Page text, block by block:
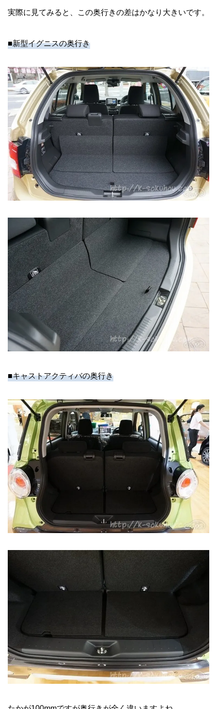
実際に見てみると、この奥行きの差はかなり大きいです。
■新型イグニスの奥行き
■キャストアクティバの奥行き